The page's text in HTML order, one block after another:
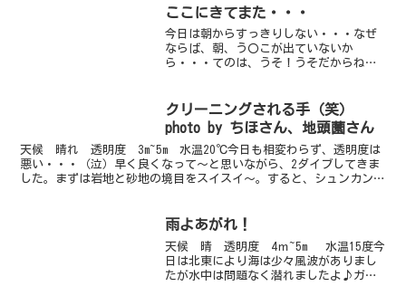
ここにきてまた・・・
今日は朝からすっきりしない・・・なぜ
ならば、朝、う〇こが出ていないか
ら・・・てのは、うそ！うそだからね！
ない・・・晴れもしない・・・ん～、な
んかすっきりしない、そんな日...
クリーニングされる手（笑）
photo by ちほさん、地頭薗さん
天候 晴れ 透明度 3m~5m 水温20℃今日も相変わらず、透明度は
悪い・・・（泣）早く良くなって～と思いながら、2ダイブしてきま
した。まずは岩地と砂地の境目をスイスイ～。すると、シュンカンハ
雨よあがれ！
天候 晴 透明度 4ｍ~5m 水温15度今
日は北東により海は少々風波がありまし
たが水中は問題なく潜れましたよ♪ガイ